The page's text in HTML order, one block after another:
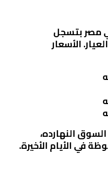
مصر بتسجل
الأسعار
النهارده،
في الأيام الأخيرة.